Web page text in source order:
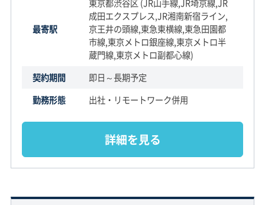
最寄駅
東京都渋谷区 (JR山手線,JR埼京線,JR
成田エクスプレス,JR湘南新宿ライン,
京王井の頭線,東急東横線,東急田園都
市線,東京メトロ銀座線,東京メトロ半
蔵門線,東京メトロ副都心線)
契約期間
即日～長期予定
勤務形態
出社・リモートワーク併用
詳細を見る